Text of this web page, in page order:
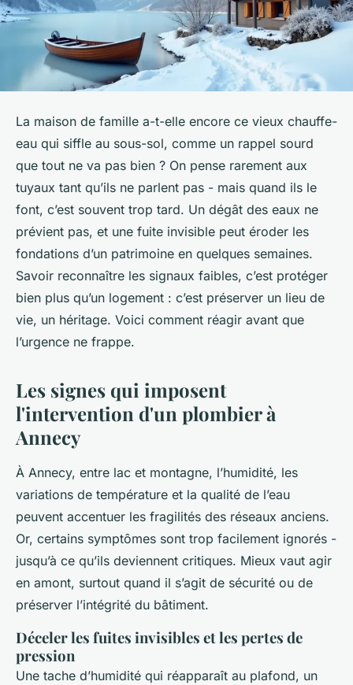
La maison de famille a-t-elle encore ce vieux chauffe-
eau qui siffle au sous-sol, comme un rappel sourd
que tout ne va pas bien ? On pense rarement aux
tuyaux tant qu’ils ne parlent pas - mais quand ils le
font, c’est souvent trop tard. Un dégât des eaux ne
prévient pas, et une fuite invisible peut éroder les
fondations d’un patrimoine en quelques semaines.
Savoir reconnaître les signaux faibles, c’est protéger
bien plus qu’un logement : c’est préserver un lieu de
vie, un héritage. Voici comment réagir avant que
l’urgence ne frappe.
Les signes qui imposent
l'intervention d'un plombier à
Annecy
À Annecy, entre lac et montagne, l’humidité, les
variations de température et la qualité de l’eau
peuvent accentuer les fragilités des réseaux anciens.
Or, certains symptômes sont trop facilement ignorés -
jusqu’à ce qu’ils deviennent critiques. Mieux vaut agir
en amont, surtout quand il s’agit de sécurité ou de
préserver l’intégrité du bâtiment.
Déceler les fuites invisibles et les pertes de
pression
Une tache d’humidité qui réapparaît au plafond, un